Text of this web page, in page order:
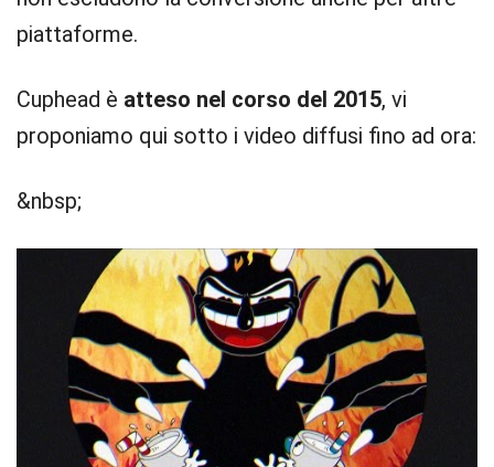
piattaforme.
Cuphead è atteso nel corso del 2015, vi
proponiamo qui sotto i video diffusi fino ad ora:
&nbsp;